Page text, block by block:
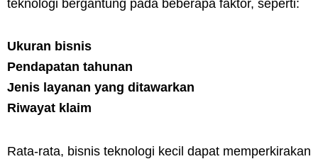
teknologi bergantung pada beberapa faktor, seperti:
Ukuran bisnis
Pendapatan tahunan
Jenis layanan yang ditawarkan
Riwayat klaim
Rata-rata, bisnis teknologi kecil dapat memperkirakan